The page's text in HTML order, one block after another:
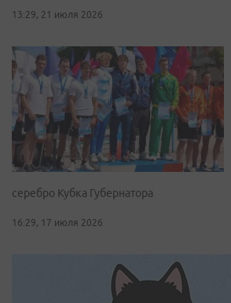
13:29, 21 июля 2026
серебро Кубка Губернатора
16:29, 17 июля 2026